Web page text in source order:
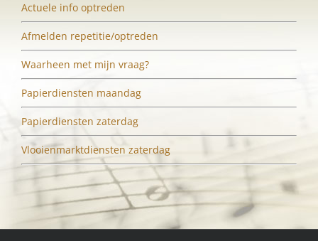
Actuele info optreden
Afmelden repetitie/optreden
Waarheen met mijn vraag?
Papierdiensten maandag
Papierdiensten zaterdag
Vlooienmarktdiensten zaterdag